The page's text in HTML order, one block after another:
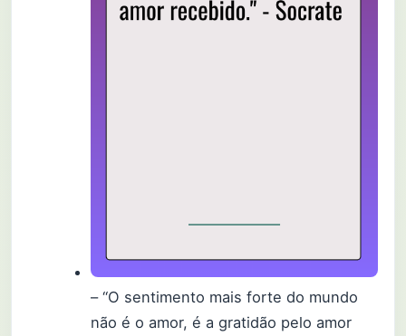
– “O sentimento mais forte do mundo
não é o amor, é a gratidão pelo amor